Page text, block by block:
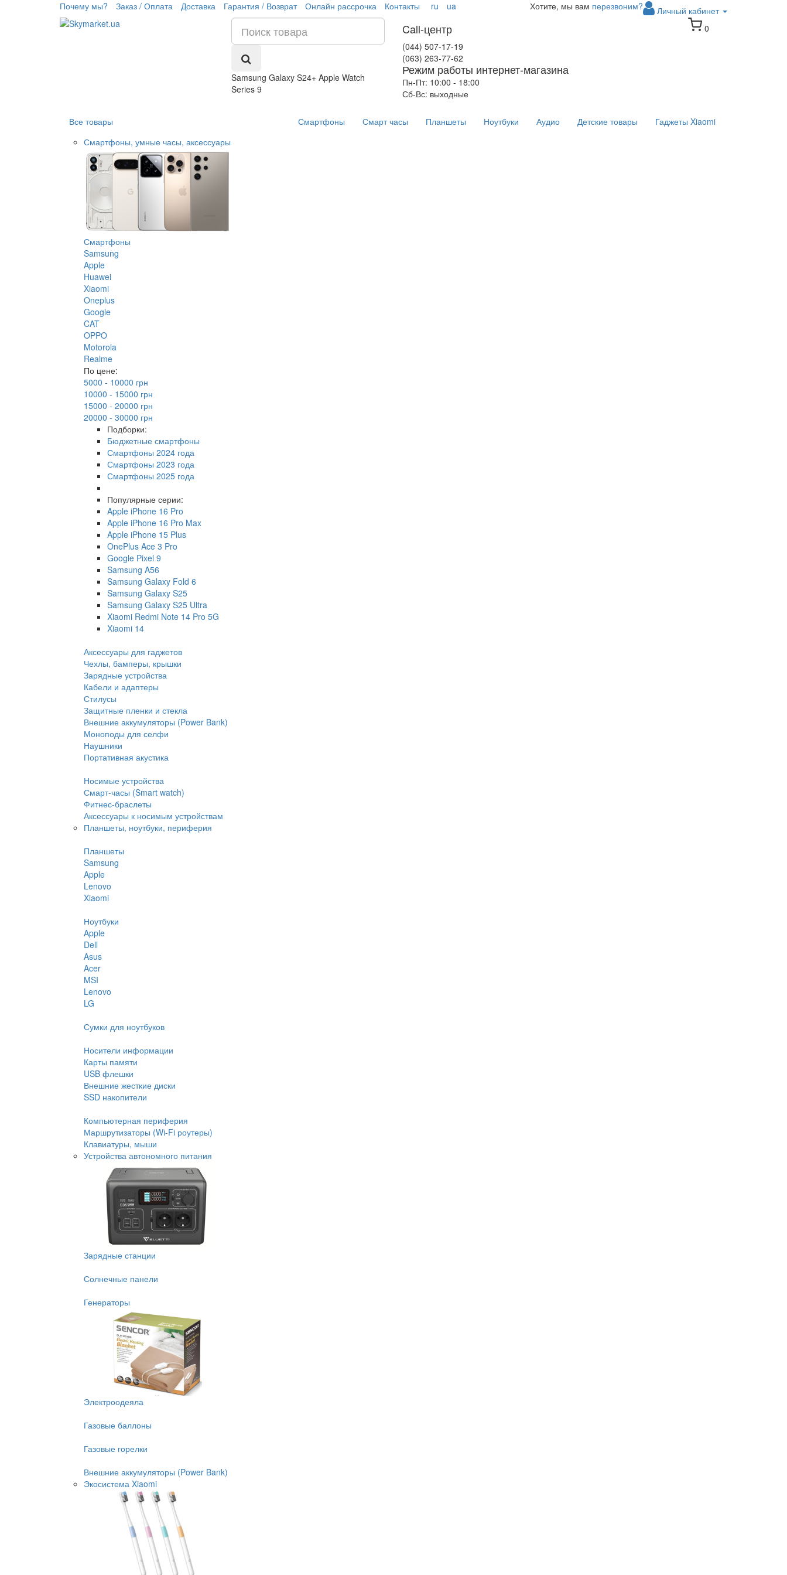
Почему мы? Заказ / Оплата Доставка Гарантия / Возврат Онлайн рассрочка Контакты ru ua Личный кабинет
Хотите, мы вам перезвоним?
Samsung Galaxy S24+ Apple Watch
Series 9
Call-центр
(044) 507-17-19
(063) 263-77-62
Режим работы интернет-магазина
Пн-Пт: 10:00 - 18:00
Сб-Вс: выходные
0
Все товары
Смартфоны, умные часы, аксессуары
Смартфоны
Samsung
Apple
Huawei
Xiaomi
Oneplus
Google
CAT
OPPO
Motorola
Realme
По цене:
5000 - 10000 грн
10000 - 15000 грн
15000 - 20000 грн
20000 - 30000 грн
Подборки:
Бюджетные смартфоны
Смартфоны 2024 года
Смартфоны 2023 года
Смартфоны 2025 года
Популярные серии:
Apple iPhone 16 Pro
Apple iPhone 16 Pro Max
Apple iPhone 15 Plus
OnePlus Ace 3 Pro
Google Pixel 9
Samsung A56
Samsung Galaxy Fold 6
Samsung Galaxy S25
Samsung Galaxy S25 Ultra
Xiaomi Redmi Note 14 Pro 5G
Xiaomi 14
Аксессуары для гаджетов
Чехлы, бамперы, крышки
Зарядные устройства
Кабели и адаптеры
Стилусы
Защитные пленки и стекла
Внешние аккумуляторы (Power Bank)
Моноподы для селфи
Наушники
Портативная акустика
Носимые устройства
Смарт-часы (Smart watch)
Фитнес-браслеты
Аксессуары к носимым устройствам
Планшеты, ноутбуки, периферия
Планшеты
Samsung
Apple
Lenovo
Xiaomi
Ноутбуки
Apple
Dell
Asus
Acer
MSI
Lenovo
LG
Сумки для ноутбуков
Носители информации
Карты памяти
USB флешки
Внешние жесткие диски
SSD накопители
Компьютерная периферия
Маршрутизаторы (Wi-Fi роутеры)
Клавиатуры, мыши
Устройства автономного питания
Зарядные станции
Солнечные панели
Генераторы
Электроодеяла
Газовые баллоны
Газовые горелки
Внешние аккумуляторы (Power Bank)
Экосистема Xiaomi
Смартфоны Смарт часы Планшеты Ноутбуки Аудио Детские товары Гаджеты Xiaomi